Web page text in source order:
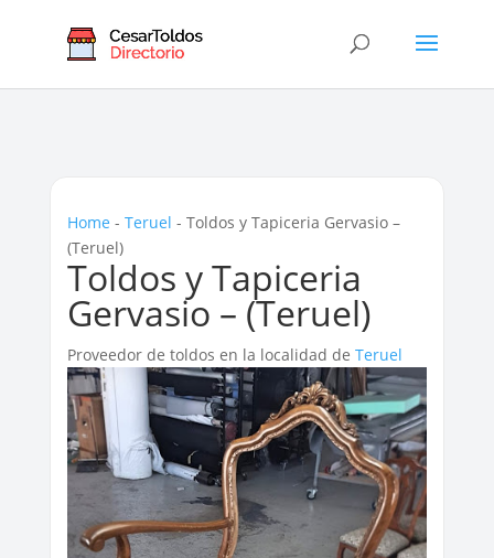
Home - Teruel - Toldos y Tapiceria Gervasio –
(Teruel)
Toldos y Tapiceria
Gervasio – (Teruel)
Proveedor de toldos en la localidad de Teruel